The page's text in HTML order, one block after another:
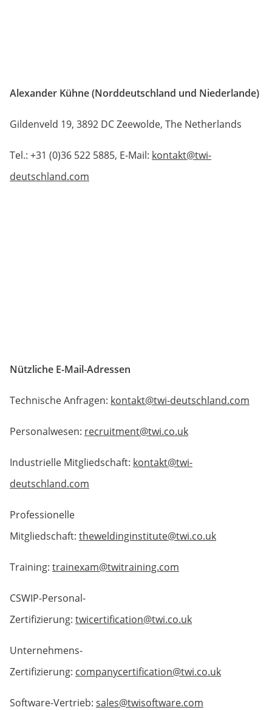
Alexander Kühne (Norddeutschland und Niederlande)
Gildenveld 19, 3892 DC Zeewolde, The Netherlands
Tel.: +31 (0)36 522 5885, E-Mail: kontakt@twi-
deutschland.com
Nützliche E-Mail-Adressen
Technische Anfragen: kontakt@twi-deutschland.com
Personalwesen: recruitment@twi.co.uk
Industrielle Mitgliedschaft: kontakt@twi-
deutschland.com
Professionelle
Mitgliedschaft: theweldinginstitute@twi.co.uk
Training: trainexam@twitraining.com
CSWIP-Personal-
Zertifizierung: twicertification@twi.co.uk
Unternehmens-
Zertifizierung: companycertification@twi.co.uk
Software-Vertrieb: sales@twisoftware.com